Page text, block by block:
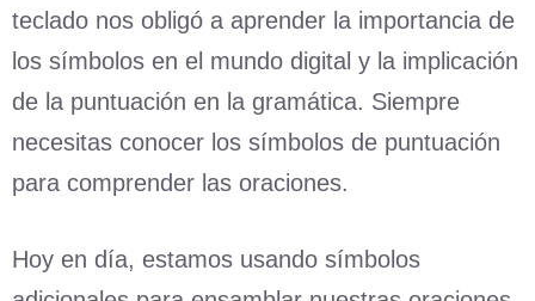
teclado nos obligó a aprender la importancia de
los símbolos en el mundo digital y la implicación
de la puntuación en la gramática. Siempre
necesitas conocer los símbolos de puntuación
para comprender las oraciones.
Hoy en día, estamos usando símbolos